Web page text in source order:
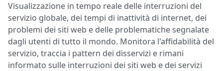
Visualizzazione in tempo reale delle interruzioni del
servizio globale, dei tempi di inattività di internet, dei
problemi dei siti web e delle problematiche segnalate
dagli utenti di tutto il mondo. Monitora l'affidabilità del
servizio, traccia i pattern dei disservizi e rimani
informato sulle interruzioni dei siti web e dei servizi